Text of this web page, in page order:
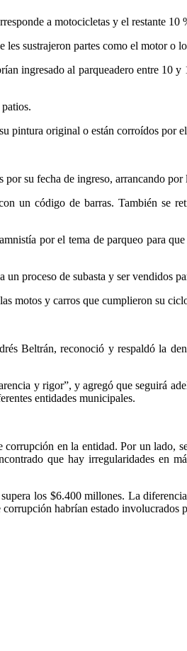
a motocicletas y el restante 10
sustrajeron partes como el motor o
ingresado al parqueadero entre 10
pintura original o están corroídos por
su fecha de ingreso, arrancando por
un código de barras. También se
por el tema de parqueo para
proceso de subasta y ser vendidos
motos y carros que cumplieron su
Beltrán, reconoció y respaldó la
y rigor”, y agregó que seguirá
entidades municipales.
en la entidad. Por un lado,
que hay irregularidades en
los $6.400 millones. La
habrían estado involucrados